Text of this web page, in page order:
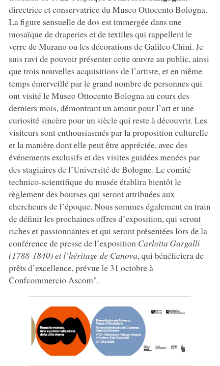
directrice et conservatrice du Museo Ottocento Bologna.
La figure sensuelle de dos est immergée dans une
mosaïque de draperies et de textiles qui rappellent le
verre de Murano ou les décorations de Galileo Chini. Je
suis ravi de pouvoir présenter cette œuvre au public, ainsi
que trois nouvelles acquisitions de l’artiste, et en même
temps émerveillé par le grand nombre de personnes qui
ont visité le Museo Ottocento Bologna au cours des
derniers mois, démontrant un amour pour l’art et une
curiosité sincère pour un siècle qui reste à découvrir. Les
visiteurs sont enthousiasmés par la proposition culturelle
et la manière dont elle peut être appréciée, avec des
événements exclusifs et des visites guidées menées par
des stagiaires de l’Université de Bologne. Le comité
technico-scientifique du musée établira bientôt le
règlement des bourses qui seront attribuées aux
chercheurs de l’époque. Nous sommes également en train
de définir les prochaines offres d’exposition, qui seront
riches et passionnantes et qui seront présentées lors de la
conférence de presse de l’exposition Carlotta Gargalli
(1788-1840) et l’héritage de Canova, qui bénéficiera de
prêts d’excellence, prévue le 31 octobre à
Confcommercio Ascom".